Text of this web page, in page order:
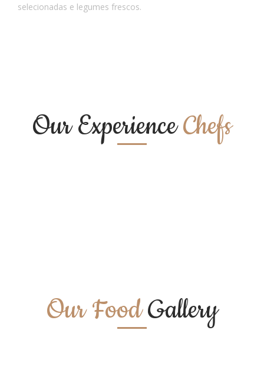
selecionadas e legumes frescos.
Our ExperienceChefs
Our FoodGallery